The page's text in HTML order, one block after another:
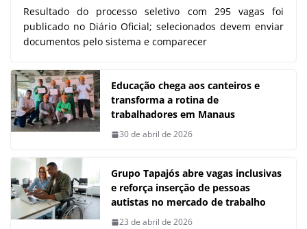
Resultado do processo seletivo com 295 vagas foi
publicado no Diário Oficial; selecionados devem enviar
documentos pelo sistema e comparecer
Educação chega aos canteiros e
transforma a rotina de
trabalhadores em Manaus
30 de abril de 2026
Grupo Tapajós abre vagas inclusivas
e reforça inserção de pessoas
autistas no mercado de trabalho
23 de abril de 2026